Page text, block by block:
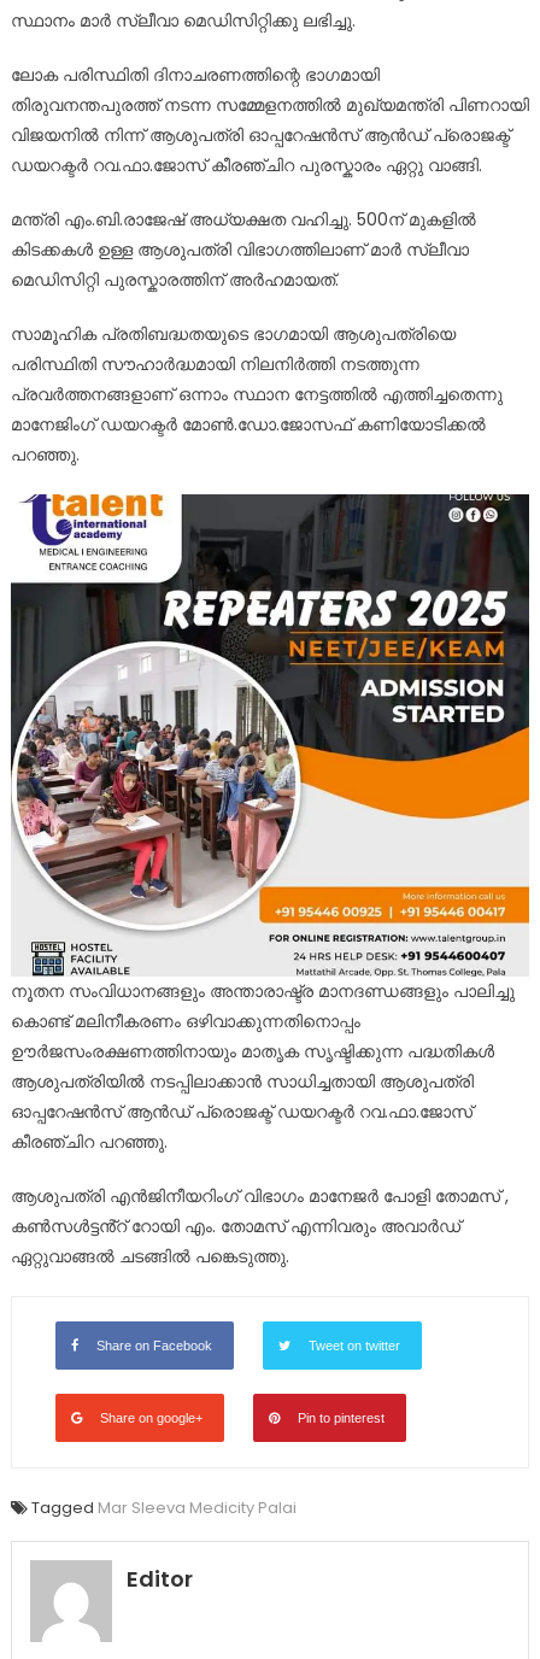
സ്ഥാനം മാർ സ്ലീവാ മെ‍ഡിസിറ്റിക്കു ലഭിച്ചു.
ലോക പരിസ്ഥിതി ദിനാചരണത്തിന്റെ ഭാഗമായി
തിരുവനന്തപുരത്ത് നടന്ന സമ്മേളനത്തിൽ മുഖ്യമന്ത്രി പിണറായി
വിജയനിൽ നിന്ന് ആശുപത്രി ഓപ്പറേഷൻസ് ആൻഡ് പ്രൊജക്ട്
ഡയറക്ടർ റവ.ഫാ.ജോസ് കീരഞ്ചിറ പുരസ്കാരം ഏറ്റു വാങ്ങി.
മന്ത്രി എം.ബി.രാജേഷ് അധ്യക്ഷത വഹിച്ചു. 500ന് മുകളിൽ
കിടക്കകൾ ഉള്ള ആശുപത്രി വിഭാഗത്തിലാണ് മാർ സ്ലീവാ
മെഡിസിറ്റി പുരസ്കാരത്തിന് അർഹമായത്.
സാമൂഹിക പ്രതിബദ്ധതയുടെ ഭാഗമായി ആശുപത്രിയെ
പരിസ്ഥിതി സൗഹാർദ്ധമായി നിലനിർത്തി നടത്തുന്ന
പ്രവർത്തനങ്ങളാണ് ഒന്നാം സ്ഥാന നേട്ടത്തിൽ എത്തിച്ചതെന്നു
മാനേജിംഗ് ഡയറക്ടർ മോൺ.ഡോ.ജോസഫ് കണിയോടിക്കൽ
പറഞ്ഞു.
നൂതന സംവിധാനങ്ങളും അന്താരാഷ്ട്ര മാനദണ്ഡങ്ങളും പാലിച്ചു
കൊണ്ട് മലിനീകരണം ഒഴിവാക്കുന്നതിനൊപ്പം
ഊർജസംരക്ഷണത്തിനായും മാതൃക സൃഷ്ടിക്കുന്ന പദ്ധതികൾ
ആശുപത്രിയിൽ നടപ്പിലാക്കാൻ സാധിച്ചതായി ആശുപത്രി
ഓപ്പറേഷൻസ് ആൻഡ് പ്രൊജക്ട് ഡയറക്ടർ റവ.ഫാ.ജോസ്
കീരഞ്ചിറ പറഞ്ഞു.
ആശുപത്രി എൻജിനീയറിംഗ് വിഭാഗം മാനേജർ പോളി തോമസ് ,
കൺസൾട്ടൻ്റ് റോയി എം. തോമസ് എന്നിവരും അവാർഡ്
ഏറ്റുവാങ്ങൽ ചടങ്ങിൽ പങ്കെടുത്തു.
Share on Facebook Tweet on twitter
Share on google+ Pin to pinterest
Tagged Mar Sleeva Medicity Palai
Editor